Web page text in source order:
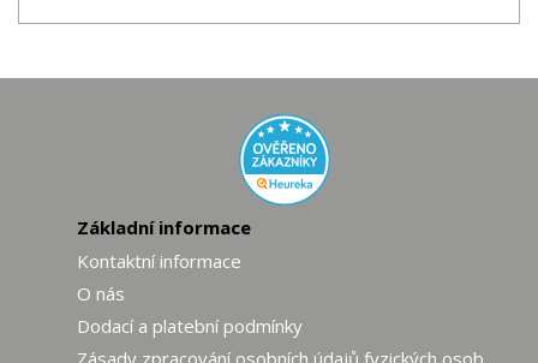
Základní informace
Kontaktní informace
O nás
Dodací a platební podmínky